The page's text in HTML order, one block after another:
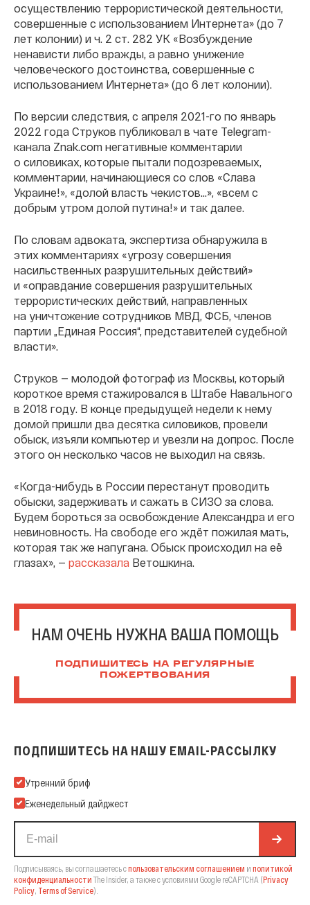
осуществлению террористической деятельности,
совершенные с использованием Интернета» (до 7
лет колонии) и ч. 2 ст. 282 УК «Возбуждение
ненависти либо вражды, а равно унижение
человеческого достоинства, совершенные с
использованием Интернета» (до 6 лет колонии).
По версии следствия, с апреля 2021-го по январь
2022 года Струков публиковал в чате Telegram-
канала Znak.com негативные комментарии
о силовиках, которые пытали подозреваемых,
комментарии, начинающиеся со слов «Слава
Украине!», «долой власть чекистов...», «всем с
добрым утром долой путина!» и так далее.
По словам адвоката, экспертиза обнаружила в
этих комментариях «угрозу совершения
насильственных разрушительных действий»
и «оправдание совершения разрушительных
террористических действий, направленных
на уничтожение сотрудников МВД, ФСБ, членов
партии „Единая Россия“, представителей судебной
власти».
Струков — молодой фотограф из Москвы, который
короткое время стажировался в Штабе Навального
в 2018 году. В конце предыдущей недели к нему
домой пришли два десятка силовиков, провели
обыск, изъяли компьютер и увезли на допрос. После
этого он несколько часов не выходил на связь.
«Когда-нибудь в России перестанут проводить
обыски, задерживать и сажать в СИЗО за слова.
Будем бороться за освобождение Александра и его
невиновность. На свободе его ждёт пожилая мать,
которая так же напугана. Обыск происходил на её
глазах», — рассказала Ветошкина.
НАМ ОЧЕНЬ НУЖНА ВАША ПОМОЩЬ
ПОДПИШИТЕСЬ НА РЕГУЛЯРНЫЕ
ПОЖЕРТВОВАНИЯ
ПОДПИШИТЕСЬ НА НАШУ EMAIL-РАССЫЛКУ
Подпишитесь на нашу Email-рассылку
Утренний бриф
Еженедельный дайджест
Подписываясь, вы соглашаетесь спользовательским соглашением и политикой
конфиденциальности The Insider, а также с условиями Google reCAPTCHA (Privacy
Policy Terms of Service).